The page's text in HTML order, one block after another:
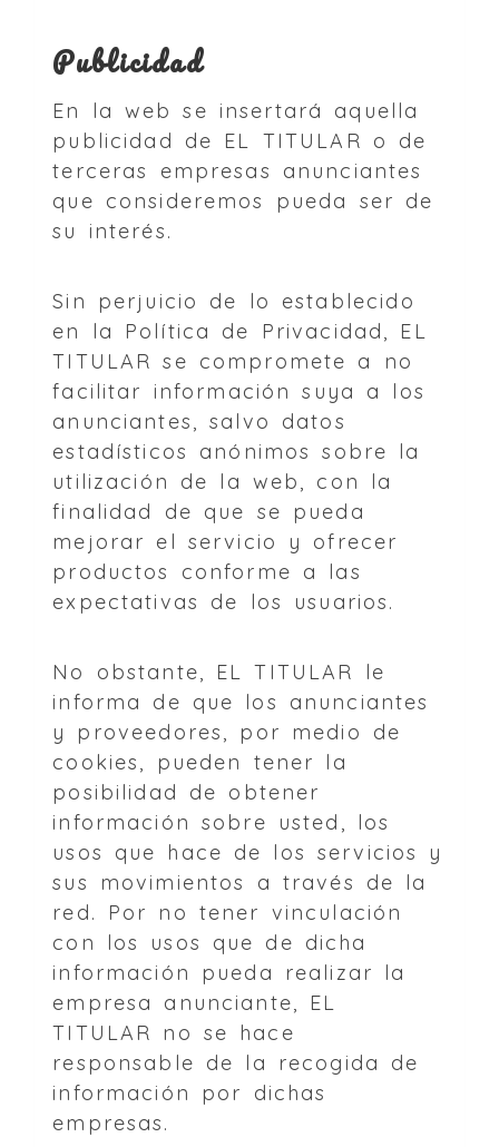
Publicidad
En la web se insertará aquella
publicidad de EL TITULAR o de
terceras empresas anunciantes
que consideremos pueda ser de
su interés.
Sin perjuicio de lo establecido
en la Política de Privacidad, EL
TITULAR se compromete a no
facilitar información suya a los
anunciantes, salvo datos
estadísticos anónimos sobre la
utilización de la web, con la
finalidad de que se pueda
mejorar el servicio y ofrecer
productos conforme a las
expectativas de los usuarios.
No obstante, EL TITULAR le
informa de que los anunciantes
y proveedores, por medio de
cookies, pueden tener la
posibilidad de obtener
información sobre usted, los
usos que hace de los servicios y
sus movimientos a través de la
red. Por no tener vinculación
con los usos que de dicha
información pueda realizar la
empresa anunciante, EL
TITULAR no se hace
responsable de la recogida de
información por dichas
empresas.